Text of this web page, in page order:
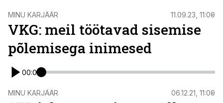
ST
MINU KARJÄÄR 11.09.23, 11:00
VKG: meil töötavad sisemise
põlemisega inimesed
00:00
ST
MINU KARJÄÄR 06.12.21, 11:00